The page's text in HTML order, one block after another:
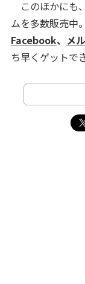
このほかにも、
ムを多数販売中。
Facebook、 メ
ち早くゲットで